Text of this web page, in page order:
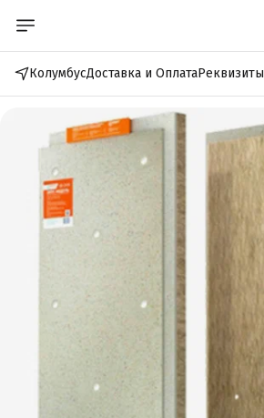
КолумбусДоставка и ОплатаРеквизиты